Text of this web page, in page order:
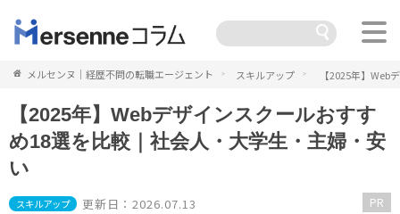
メルセンヌ｜経歴不問の転職エージェント スキルアップ 【2025年】Web
【2025年】Webデザインスクールおすす
め18選を比較｜社会人・大学生・主婦・安
い
スキルアップ 更新日：2026.07.13 PR